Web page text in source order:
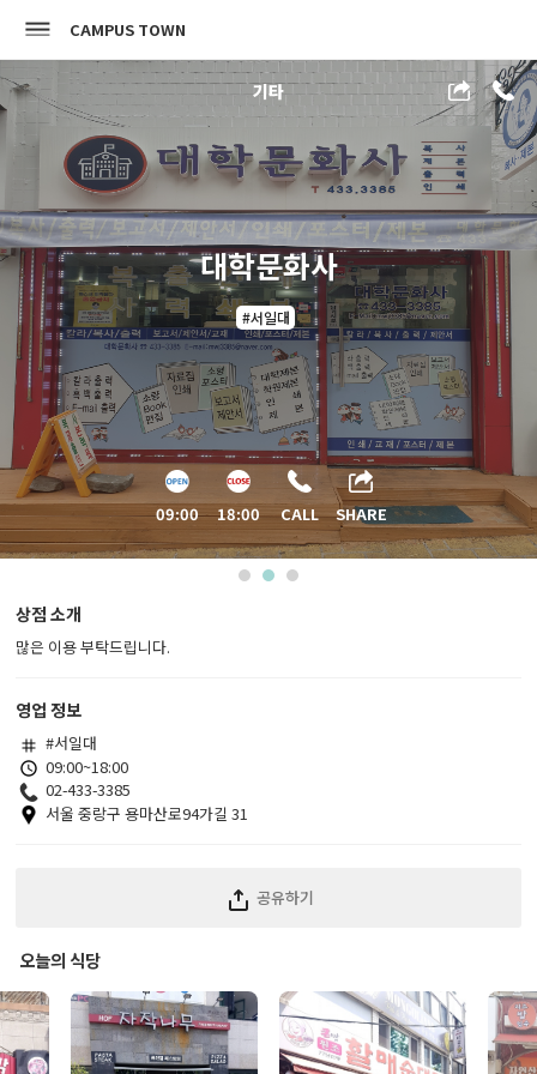
CAMPUS TOWN
1 2 3
기타
대학문화사
#서일대
09:00 18:00 CALL SHARE
상점 소개
많은 이용 부탁드립니다.
영업 정보
#서일대
09:00~18:00
02-433-3385
서울 중랑구 용마산로94가길 31
공유하기
오늘의 식당